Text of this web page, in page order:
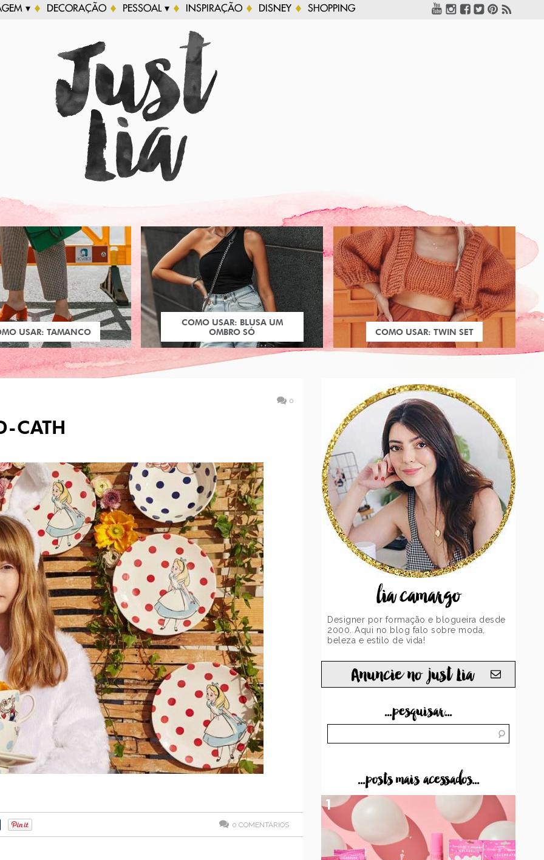
▾ DECORAÇÃO PESSOAL ▾ INSPIRAÇÃO DISNEY SHOPPING
USAR: TAMANCO
COMO USAR: BLUSA UM
OMBRO SÓ
COMO USAR: TWIN SET
0
CATH
0 COMENTÁRIOS
lia camargo
Designer por formação e blogueira desde
2000. Aqui no blog falo sobre moda,
beleza e estilo de vida!
Anuncie no just Lia
...pesquisar...
...posts mais acessados...
1